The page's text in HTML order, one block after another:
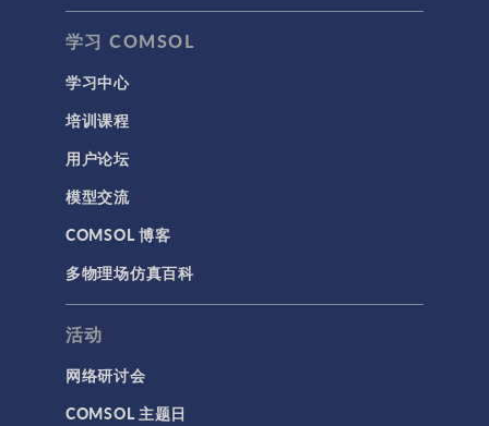
学习 COMSOL
学习中心
培训课程
用户论坛
模型交流
COMSOL 博客
多物理场仿真百科
活动
网络研讨会
COMSOL 主题日